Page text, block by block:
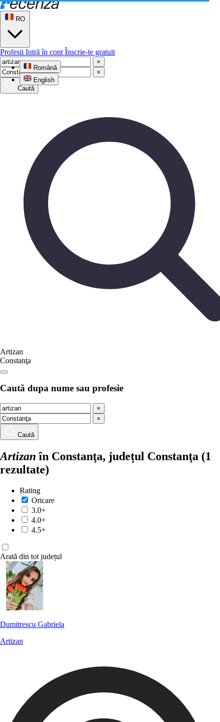
RO
Română
English
Profesii Intră în cont Înscrie-te gratuit
×
×
Caută
Artizan
Constanţa
Caută dupa nume sau profesie
×
×
Caută
Artizan în Constanţa, județul Constanţa (1
rezultate)
Rating
Oricare
3.0+
4.0+
4.5+
Arată din tot județul
Dumitrescu Gabriela
Artizan